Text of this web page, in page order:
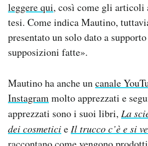
leggere qui, così come gli articoli
tesi. Come indica Mautino,
presentato un solo dato a
supposizioni fatte».
Mautino ha anche uncanale
Instagrammolto apprezzati e
apprezzati sono i suoi libri, La
dei cosmeticieIl trucco c’è e si